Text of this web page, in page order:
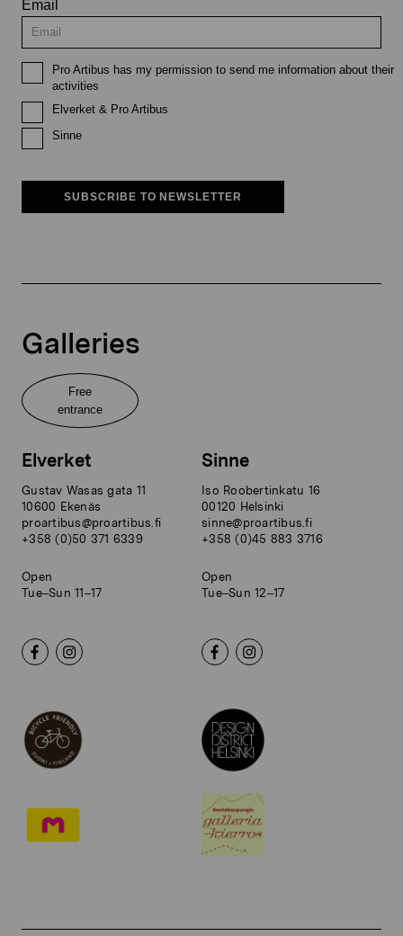
Email
Pro Artibus has my permission to send me information about their
activities
Elverket & Pro Artibus
Sinne
SUBSCRIBE TO NEWSLETTER
Galleries
Free
entrance
Elverket
Gustav Wasas gata 11
10600 Ekenäs
proartibus@proartibus.fi
+358 (0)50 371 6339
Open
Tue–Sun 11–17
Sinne
Iso Roobertinkatu 16
00120 Helsinki
sinne@proartibus.fi
+358 (0)45 883 3716
Open
Tue–Sun 12–17